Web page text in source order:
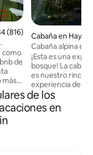
promedio: 4,84 de
(816)
como
de
más
a
Cabaña en
Cabaña alpina en
refugio aislado en
¡Esta es una
bosque! La
es nuestro
experiencia de
acres privados y
con un excelente
zona de
de los
en